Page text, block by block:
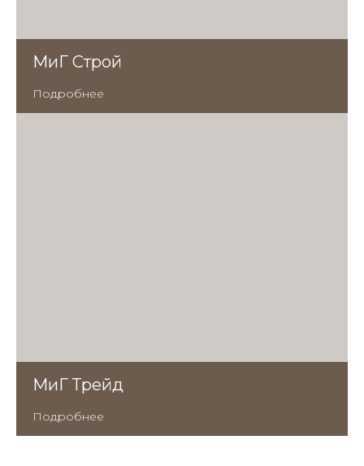
МиГ Строй
Подробнее
МиГ Трейд
Подробнее